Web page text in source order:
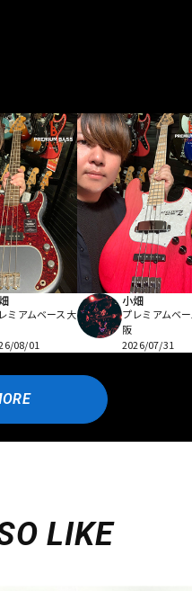
ミアムベース大
08/01
小畑
プレミアムベ
阪
2026/07/31
LIKE